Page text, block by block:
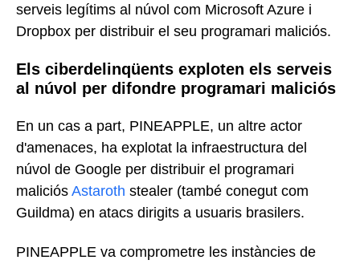
serveis legítims al núvol com Microsoft Azure i
Dropbox per distribuir el seu programari maliciós.
Els ciberdelinqüents exploten els serveis
al núvol per difondre programari maliciós
En un cas a part, PINEAPPLE, un altre actor
d'amenaces, ha explotat la infraestructura del
núvol de Google per distribuir el programari
maliciós Astaroth stealer (també conegut com
Guildma) en atacs dirigits a usuaris brasilers.
PINEAPPLE va comprometre les instàncies de